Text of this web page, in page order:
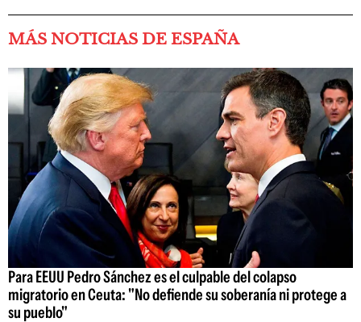
MÁS NOTICIAS DE ESPAÑA
Para EEUU Pedro Sánchez es el culpable del colapso
migratorio en Ceuta: "No defiende su soberanía ni protege a
su pueblo"